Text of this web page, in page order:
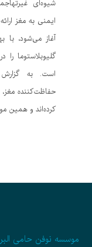
شیوه‌ای
ایمنی به مغز
آغاز می‌شود، با
گلیوبلاستوما
است. به
حفاظت‌کننده
کرده‌اند و همین
موسسه نوفن حامی